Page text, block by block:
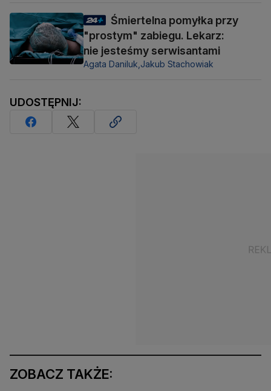
Śmiertelna pomyłka przy
"prostym" zabiegu. Lekarz:
nie jesteśmy serwisantami
Agata Daniluk, Jakub Stachowiak
UDOSTĘPNIJ:
ZOBACZ TAKŻE: